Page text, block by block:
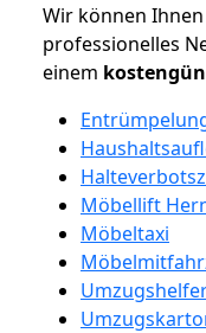
Wir können
professionelles
einem
Möbellift
Möbeltaxi